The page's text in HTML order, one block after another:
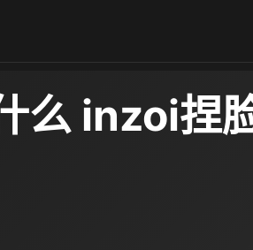
么 inzoi捏